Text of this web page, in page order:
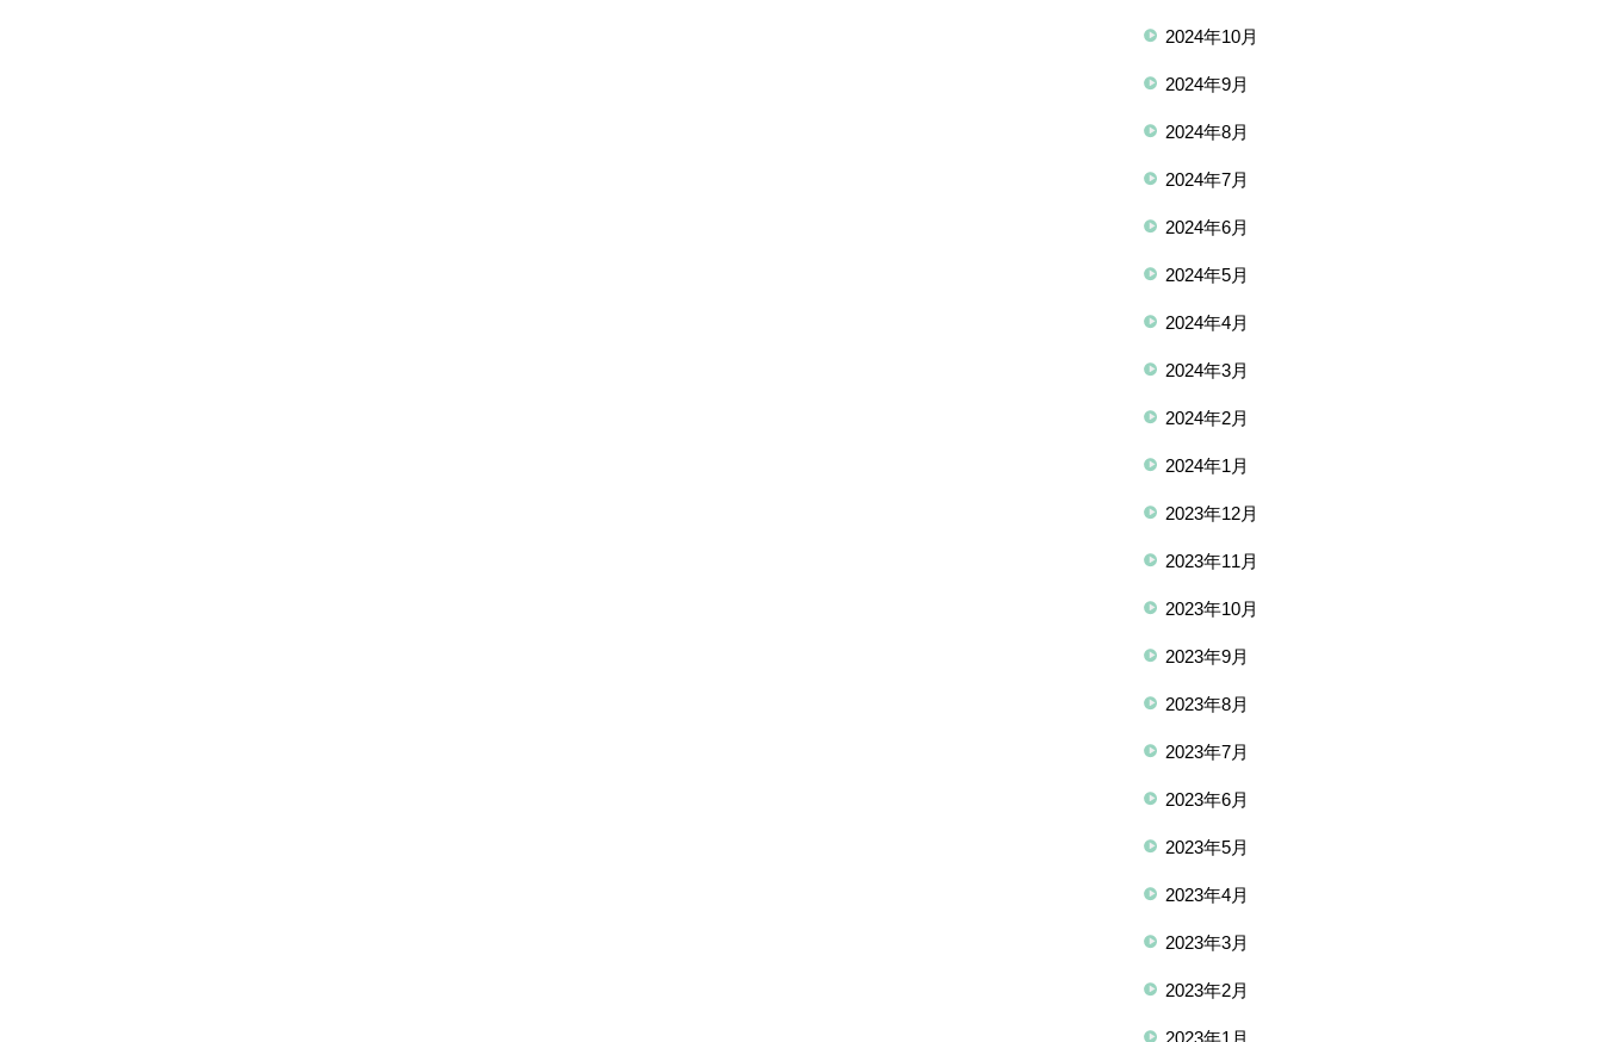
2024年10月
2024年9月
2024年8月
2024年7月
2024年6月
2024年5月
2024年4月
2024年3月
2024年2月
2024年1月
2023年12月
2023年11月
2023年10月
2023年9月
2023年8月
2023年7月
2023年6月
2023年5月
2023年4月
2023年3月
2023年2月
2023年1月